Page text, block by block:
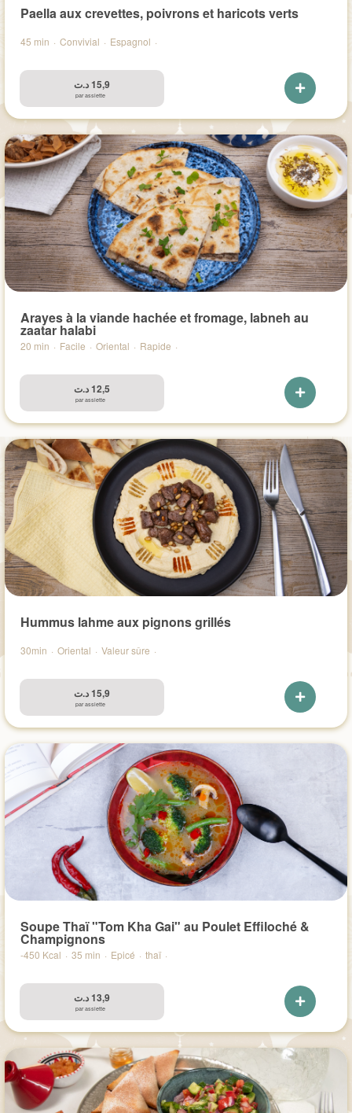
Paella aux crevettes, poivrons et haricots verts
45 min · Convivial · Espagnol ·
15,9د.ت
par assiette
Arayes à la viande hachée et fromage, labneh au
zaatar halabi
20 min · Facile · Oriental · Rapide ·
12,5د.ت
par assiette
Hummus lahme aux pignons grillés
30min · Oriental · Valeur sûre ·
15,9د.ت
par assiette
Soupe Thaï "Tom Kha Gai" au Poulet Effiloché &
Champignons
-450 Kcal · 35 min · Epicé · thaï ·
13,9د.ت
par assiette